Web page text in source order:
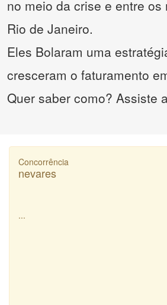
no meio da crise e entre os
Rio de Janeiro.
Eles Bolaram uma
cresceram o faturamento
Quer saber como? Assiste
Concorrência
nevares
...